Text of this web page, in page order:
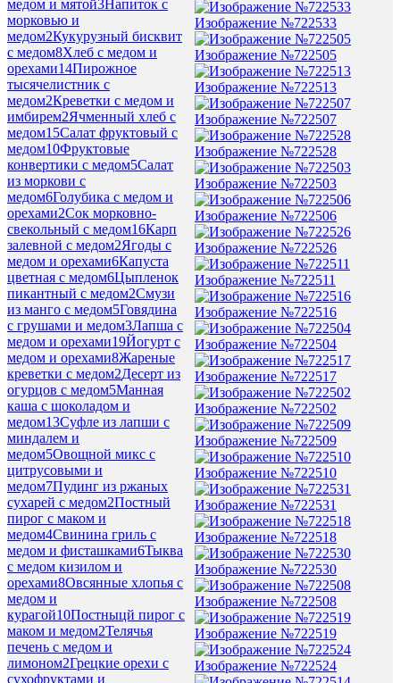
медом и мятой3Напиток с
морковью и
медом2Кукурузный бисквит
с медом8Хлеб с медом и
орехами14Пирожное
тысячелистник с
медом2Креветки с медом и
имбирем2Ячменный хлеб с
медом15Салат фруктовый с
медом10Фруктовые
конвертики с медом5Салат
из моркови с
медом6Голубика с медом и
орехами2Сок морковно-
свекольный с медом16Карп
залевной с медом2Ягоды с
медом и орехами6Капуста
цветная с медом6Цыпленок
пикантный с медом2Смузи
из манго с медом5Говядина
с грушами и медом3Лапша с
медом и орехами19Йогурт с
медом и орехами8Жареные
креветки с медом2Десерт из
огурцов с медом5Манная
каша с шоколадом и
медом13Суфле из лапши с
миндалем и
медом5Овощной микс с
цитрусовыми и
медом7Пудинг из ржаных
сухарей с медом2Постный
пирог с маком и
медом4Свинина гриль с
медом и фисташками6Тыква
с медом кизилом и
орехами8Овсянные хлопья с
медом и
курагой10Постныцй пирог с
маком и медом2Телячья
печень с медом и
лимоном2Грецкие орехи с
сухофруктами и
Изображение №722533
Изображение №722505
Изображение №722513
Изображение №722507
Изображение №722528
Изображение №722503
Изображение №722506
Изображение №722526
Изображение №722511
Изображение №722516
Изображение №722504
Изображение №722517
Изображение №722502
Изображение №722509
Изображение №722510
Изображение №722531
Изображение №722518
Изображение №722530
Изображение №722508
Изображение №722519
Изображение №722524